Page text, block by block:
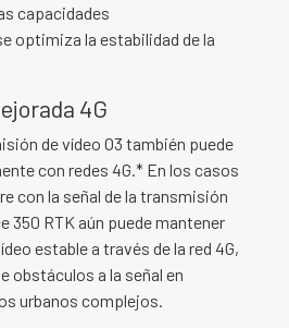
capacidades
optimiza la estabilidad de la
4G
de vídeo O3 también puede
con redes 4G.* En los casos
con la señal de la transmisión
350 RTK aún puede mantener
estable a través de la red 4G,
obstáculos a la señal en
urbanos complejos.